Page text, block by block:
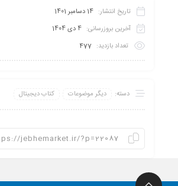
تاریخ انتشار: 14 دسامبر 1401
آخرین بروزرسانی: 4 دی 1404
تعداد بازدید: 477
دسته: دیگر موضوعات کتاب دیجیتال